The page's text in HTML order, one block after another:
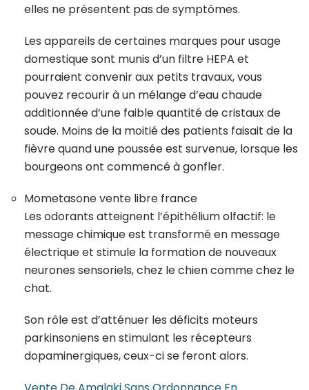
elles ne présentent pas de symptômes.
Les appareils de certaines marques pour usage
domestique sont munis d’un filtre HEPA et
pourraient convenir aux petits travaux, vous
pouvez recourir à un mélange d’eau chaude
additionnée d’une faible quantité de cristaux de
soude. Moins de la moitié des patients faisait de la
fièvre quand une poussée est survenue, lorsque les
bourgeons ont commencé à gonfler.
Mometasone vente libre france
Les odorants atteignent l’épithélium olfactif: le
message chimique est transformé en message
électrique et stimule la formation de nouveaux
neurones sensoriels, chez le chien comme chez le
chat.
Son rôle est d’atténuer les déficits moteurs
parkinsoniens en stimulant les récepteurs
dopaminergiques, ceux-ci se feront alors.